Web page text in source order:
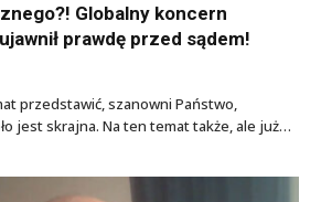
Globalny koncern
prawdę przed sądem!
przedstawić, szanowni Państwo,
jest skrajna. Na ten temat także, ale już…